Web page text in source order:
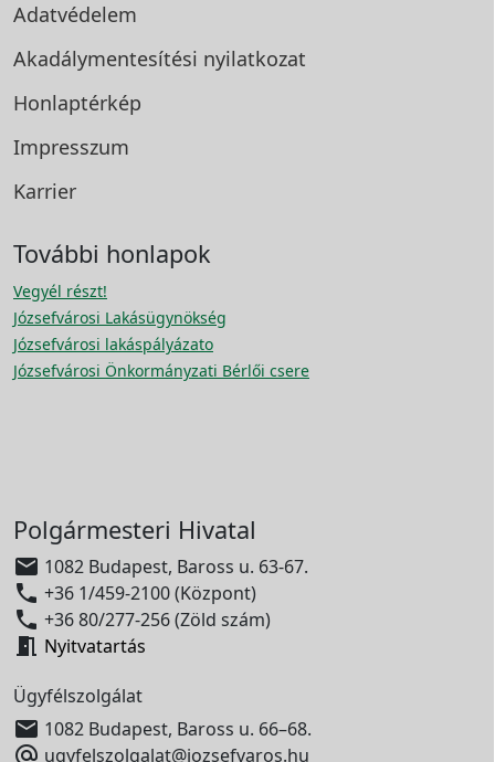
Adatvédelem
Akadálymentesítési nyilatkozat
Honlaptérkép
Impresszum
Karrier
További honlapok
Vegyél részt!
Józsefvárosi Lakásügynökség
Józsefvárosi lakáspályázato
Józsefvárosi Önkormányzati Bérlői csere
Polgármesteri Hivatal
 1082 Budapest, Baross u. 63-67.
 +36 1/459-2100 (Központ)
 +36 80/277-256 (Zöld szám)
 Nyitvatartás
Ügyfélszolgálat
 1082 Budapest, Baross u. 66–68.
 ugyfelszolgalat@jozsefvaros.hu